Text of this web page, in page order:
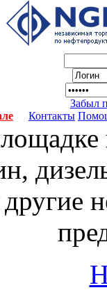
Забыл
Контакты